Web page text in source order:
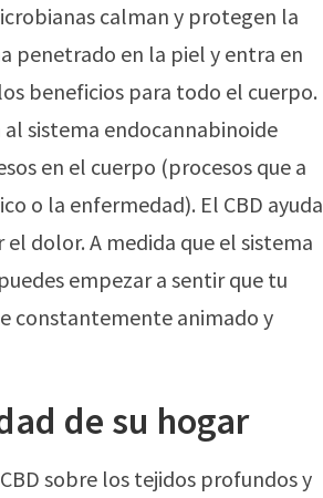
calman y protegen la
penetrado en la piel y entra en
beneficios para todo el cuerpo.
al sistema endocannabinoide
en el cuerpo (procesos que a
o la enfermedad). El CBD ayuda
dolor. A medida que el sistema
empezar a sentir que tu
constantemente animado y
de su hogar
sobre los tejidos profundos y